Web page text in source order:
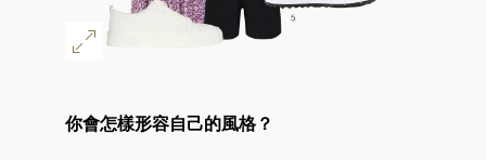
你會怎樣形容自己的風格？